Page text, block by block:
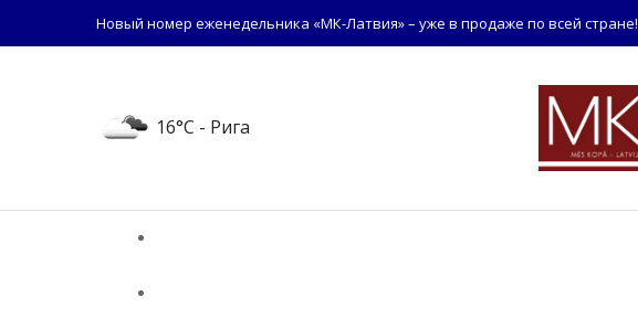
Новый номер еженедельника «МК-Латвия» – уже в продаже по всей стране!
16°C - Рига